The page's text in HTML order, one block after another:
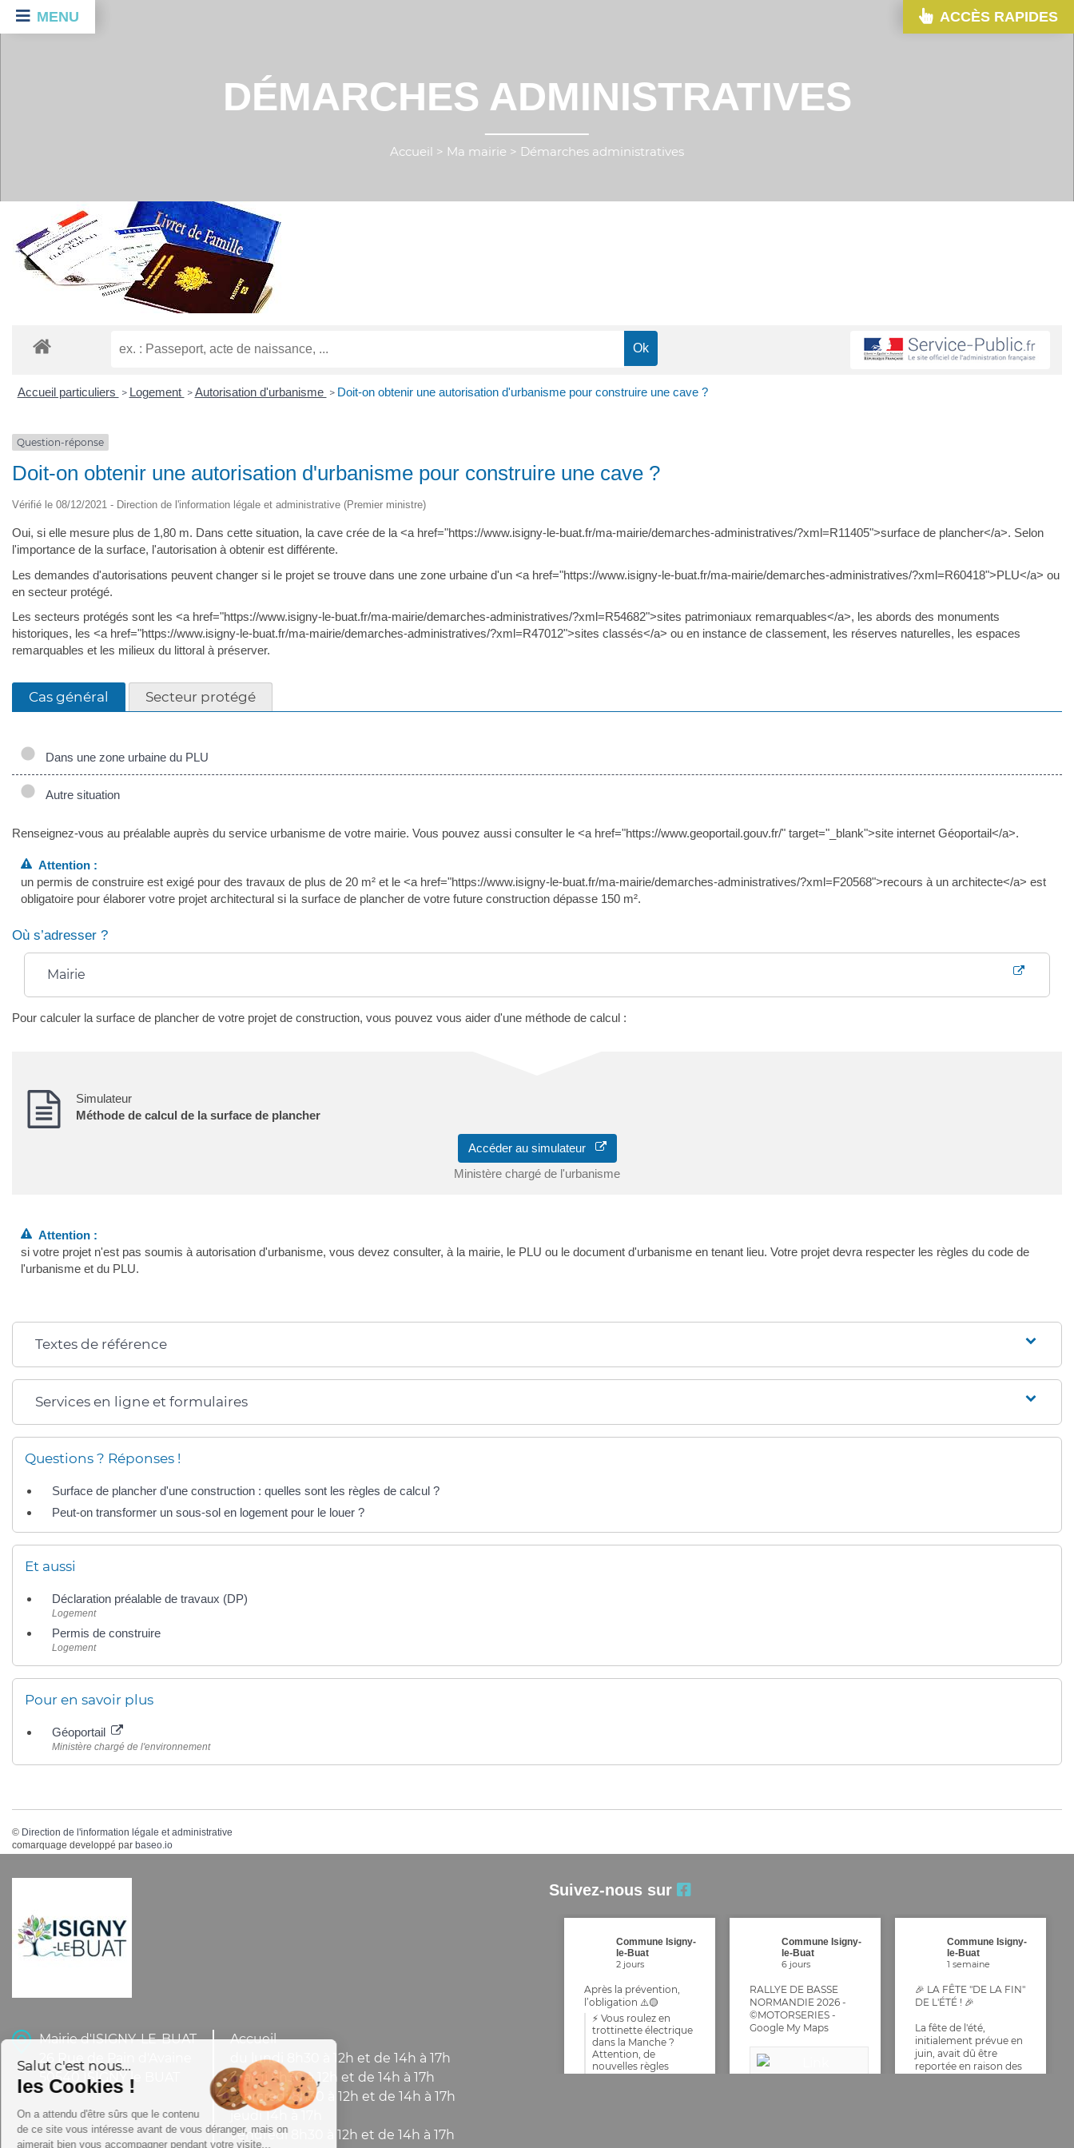
MENU
DÉMARCHES ADMINISTRATIVES
Accueil > Ma mairie > Démarches administratives
Accueil particuliers > Logement > Autorisation d'urbanisme > Doit-on obtenir une autorisation d'urbanisme pour construire une cave ?
Question-réponse
Doit-on obtenir une autorisation d'urbanisme pour construire une cave ?
Vérifié le 08/12/2021 - Direction de l'information légale et administrative (Premier ministre)
Oui, si elle mesure plus de 1,80 m. Dans cette situation, la cave crée de la <a href="https://www.isigny-le-buat.fr/ma-mairie/demarches-administratives/?xml=R11405">surface de plancher</a>. Selon
l'importance de la surface, l'autorisation à obtenir est différente.
Les demandes d'autorisations peuvent changer si le projet se trouve dans une zone urbaine d'un <a href="https://www.isigny-le-buat.fr/ma-mairie/demarches-administratives/?xml=R60418">PLU</a> ou
en secteur protégé.
Les secteurs protégés sont les <a href="https://www.isigny-le-buat.fr/ma-mairie/demarches-administratives/?xml=R54682">sites patrimoniaux remarquables</a>, les abords des monuments
historiques, les <a href="https://www.isigny-le-buat.fr/ma-mairie/demarches-administratives/?xml=R47012">sites classés</a> ou en instance de classement, les réserves naturelles, les espaces
remarquables et les milieux du littoral à préserver.
Cas général Secteur protégé
Dans une zone urbaine du PLU
Autre situation
Renseignez-vous au préalable auprès du service urbanisme de votre mairie. Vous pouvez aussi consulter le <a href="https://www.geoportail.gouv.fr/" target="_blank">site internet Géoportail</a>.
Attention :
un permis de construire est exigé pour des travaux de plus de 20 m² et le <a href="https://www.isigny-le-buat.fr/ma-mairie/demarches-administratives/?xml=F20568">recours à un architecte</a> est
obligatoire pour élaborer votre projet architectural si la surface de plancher de votre future construction dépasse 150 m².
Où s’adresser ?
Mairie
Pour calculer la surface de plancher de votre projet de construction, vous pouvez vous aider d'une méthode de calcul :
Simulateur
Méthode de calcul de la surface de plancher
Accéder au simulateur
Ministère chargé de l'urbanisme
Attention :
si votre projet n'est pas soumis à autorisation d'urbanisme, vous devez consulter, à la mairie, le PLU ou le document d'urbanisme en tenant lieu. Votre projet devra respecter les règles du code de
l'urbanisme et du PLU.
Textes de référence
Services en ligne et formulaires
Questions ? Réponses !
Surface de plancher d'une construction : quelles sont les règles de calcul ?
Peut-on transformer un sous-sol en logement pour le louer ?
Et aussi
Déclaration préalable de travaux (DP)
Logement
Permis de construire
Logement
Pour en savoir plus
Géoportail
Ministère chargé de l'environnement
© Direction de l'information légale et administrative
comarquage developpé par baseo.io
Mairie d'ISIGNY-LE-BUAT
26 Rue de Pain d'Avaine
50540 ISIGNY le BUAT
Accueil
du lundi 8h30 à 12h et de 14h à 17h
mardi 8h30 à 12h et de 14h à 17h
mercredi 8h30 à 12h et de 14h à 17h
vendredi 8h30 à 12h et de 14h à 17h
Suivez-nous sur
Commune Isigny-
le-Buat
2 jours
Après la prévention,
l’obligation ⚠️🟡
⚡ Vous roulez en
trottinette électrique
dans la Manche ?
Attention, de
nouvelles règles
Commune Isigny-
le-Buat
6 jours
RALLYE DE BASSE
NORMANDIE 2026 -
©MOTORSERIES -
Google My Maps
Commune Isigny-
le-Buat
1 semaine
🎉 LA FÊTE "DE LA FIN"
DE L'ÉTÉ ! 🎉
La fête de l'été,
initialement prévue en
juin, avait dû être
reportée en raison des
ACCÈS RAPIDES
Salut c'est nous...
les Cookies !
On a attendu d'être sûrs que le contenu
de ce site vous intéresse avant de vous déranger, mais on
aimerait bien vous accompagner pendant votre visite...